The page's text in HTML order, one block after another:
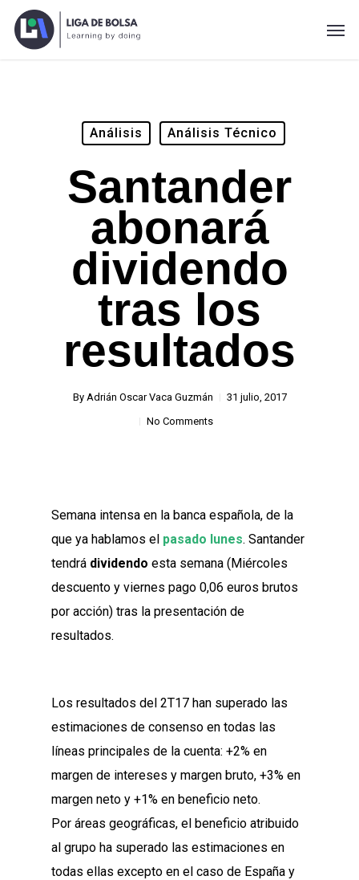
Skip
Análisis Análisis Técnico
Santander
abonará
dividendo
tras los
resultados
By Adrián Oscar Vaca Guzmán
31 julio, 2017
No Comments
Semana intensa en la banca española, de la
que ya hablamos el pasado lunes. Santander
tendrá dividendo esta semana (Miércoles
descuento y viernes pago 0,06 euros brutos
por acción) tras la presentación de
resultados.
Los resultados del 2T17 han superado las
estimaciones de consenso en todas las
líneas principales de la cuenta: +2% en
margen de intereses y margen bruto, +3% en
margen neto y +1% en beneficio neto.
Por áreas geográficas, el beneficio atribuido
al grupo ha superado las estimaciones en
todas ellas excepto en el caso de España y